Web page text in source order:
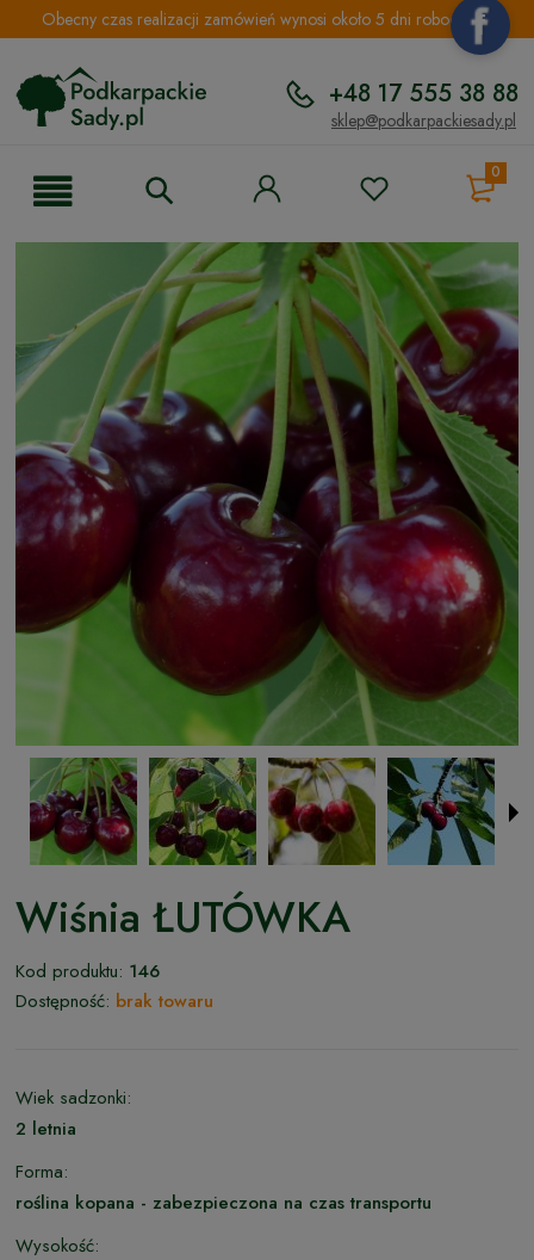
Obecny czas realizacji zamówień wynosi około 5 dni roboczych.
+48 17 555 38 88
sklep@podkarpackiesady.pl
0
Wiśnia ŁUTÓWKA
Kod produktu: 146
Dostępność: brak towaru
Wiek sadzonki:
2 letnia
Forma:
roślina kopana - zabezpieczona na czas transportu
Wysokość: